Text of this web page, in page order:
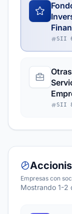
SII
SII
Empresas con
Mostrando 1-2